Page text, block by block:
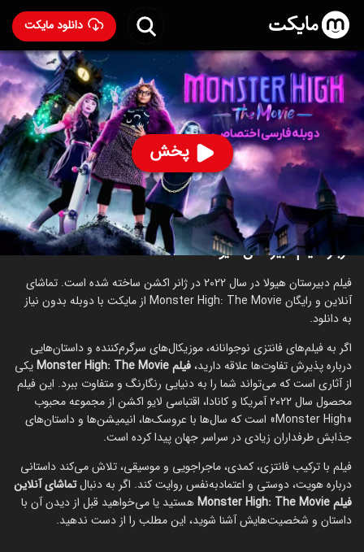
دانلود مایکت
پخش
فیلم دبیرستان هیولا با دوبله فارسی - Monster High: The
Movie 2022
۱۸,۳۷۷ 93% ۵.۱
ساخت آمریکا سال 2022
رده سنی ۱۳+
اکشن
ماجراجویی
درباره فیلم دبیرستان هیولا
فیلم دبیرستان هیولا در سال 2022 در ژانر اکشن ساخته شده است. تماشای
آنلاین و رایگان Monster High: The Movie از مایکت با دوبله بدون نیاز
به دانلود.
اگر به فیلم‌های فانتزی نوجوانانه، موزیکال‌های سرگرم‌کننده و داستان‌هایی
درباره پذیرش تفاوت‌ها علاقه دارید،فیلم Monster High: The Movie
یکی
از آثاری است که می‌تواند شما را به دنیایی رنگارنگ و متفاوت ببرد. این فیلم
محصول سال ۲۰۲۲ آمریکا و کانادا، اقتباسی لایو اکشن از مجموعه محبوب
«Monster High» است که سال‌ها با عروسک‌ها، انیمیشن‌ها و داستان‌های
جذابش طرفداران زیادی در سراسر جهان پیدا کرده است.
فیلم با ترکیب فانتزی، کمدی، ماجراجویی و موسیقی، تلاش می‌کند داستانی
درباره هویت، دوستی و اعتمادبه‌نفس روایت کند. اگر به دنبالتماشای آنلاین
فیلم Monster High: The Movie
هستید یا می‌خواهید قبل از دیدن آن با
داستان و شخصیت‌هایش آشنا شوید، این مطلب را از دست ندهید.